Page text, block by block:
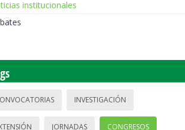
institucionales
INVESTIGACIÓN
JORNADAS CONGRESOS